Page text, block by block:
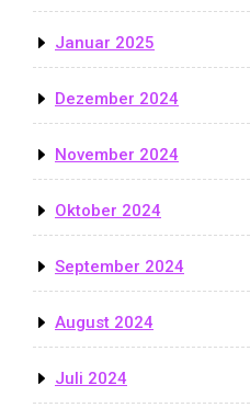
Januar 2025
Dezember 2024
November 2024
Oktober 2024
September 2024
August 2024
Juli 2024